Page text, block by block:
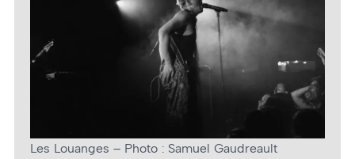
Les Louanges – Photo : Samuel Gaudreault